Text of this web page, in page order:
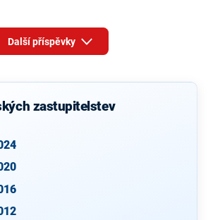
Další příspěvky
zastupitelstev